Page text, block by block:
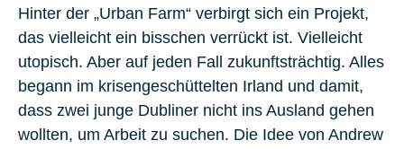
Hinter der „Urban Farm“ verbirgt sich ein Projekt,
das vielleicht ein bisschen verrückt ist. Vielleicht
utopisch. Aber auf jeden Fall zukunftsträchtig. Alles
begann im krisengeschüttelten Irland und damit,
dass zwei junge Dubliner nicht ins Ausland gehen
wollten, um Arbeit zu suchen. Die Idee von Andrew